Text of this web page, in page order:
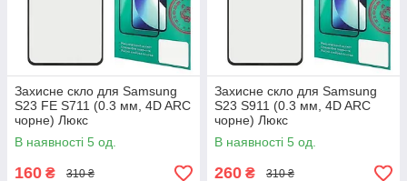
Захисне скло для Samsung
S23 FE S711 (0.3 мм, 4D ARC
чорне) Люкс
В наявності 5 од.
160 ₴ 310 ₴
Захисне скло для Samsung
S23 S911 (0.3 мм, 4D ARC
чорне) Люкс
В наявності 5 од.
260 ₴ 310 ₴